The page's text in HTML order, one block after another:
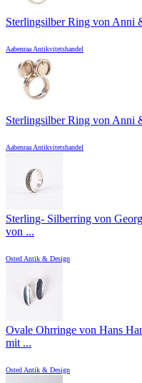
Sterlingsilber Ring von Anni
Aabenraa Antikvitetshandel
Sterlingsilber Ring von Anni
Aabenraa Antikvitetshandel
Sterling- Silberring von
von ...
Osted Antik & Design
Ovale Ohrringe von Hans
mit ...
Osted Antik & Design